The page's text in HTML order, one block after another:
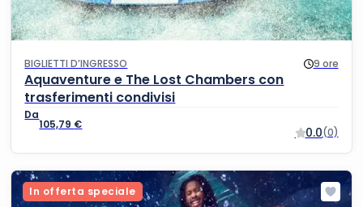
BIGLIETTI D’INGRESSO 9 ore
Aquaventure e The Lost Chambers con
trasferimenti condivisi
105,79 €
0.0(0)
In offerta speciale